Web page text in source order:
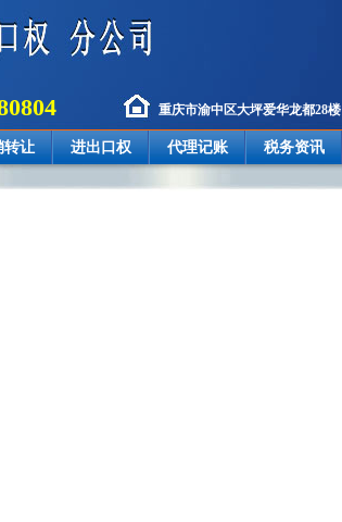
重庆市渝中区大坪爱华龙都28楼
2号出口楼上）
转让 进出口权 代理记账 税务资讯